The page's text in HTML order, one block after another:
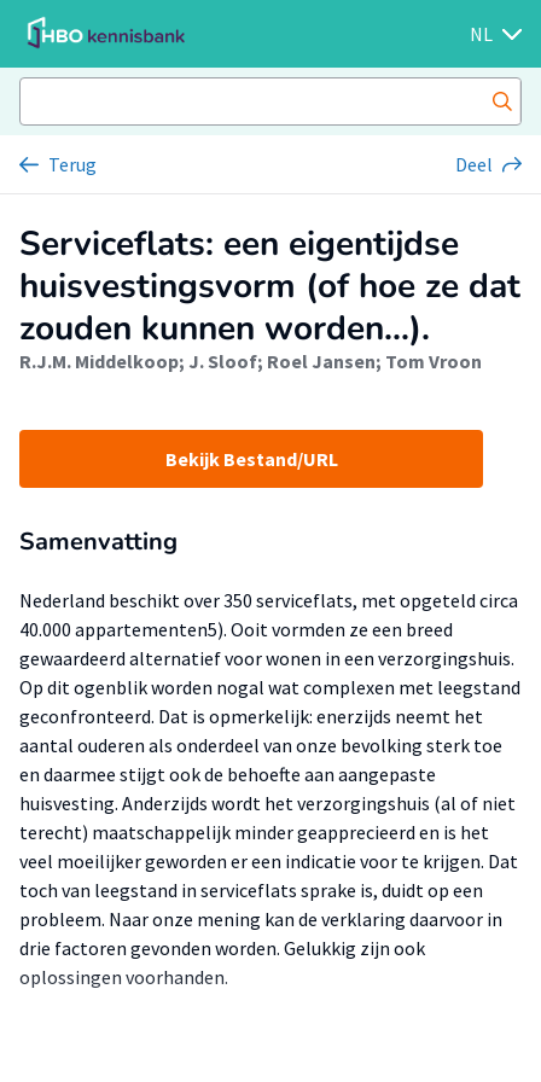
NL
Terug Deel
Serviceflats: een eigentijdse
huisvestingsvorm (of hoe ze dat
zouden kunnen worden...).
R.J.M. Middelkoop; J. Sloof; Roel Jansen; Tom Vroon
Bekijk Bestand/URL
Samenvatting
Nederland beschikt over 350 serviceflats, met opgeteld circa
40.000 appartementen5). Ooit vormden ze een breed
gewaardeerd alternatief voor wonen in een verzorgingshuis.
Op dit ogenblik worden nogal wat complexen met leegstand
geconfronteerd. Dat is opmerkelijk: enerzijds neemt het
aantal ouderen als onderdeel van onze bevolking sterk toe
en daarmee stijgt ook de behoefte aan aangepaste
huisvesting. Anderzijds wordt het verzorgingshuis (al of niet
terecht) maatschappelijk minder geapprecieerd en is het
veel moeilijker geworden er een indicatie voor te krijgen. Dat
toch van leegstand in serviceflats sprake is, duidt op een
probleem. Naar onze mening kan de verklaring daarvoor in
drie factoren gevonden worden. Gelukkig zijn ook
oplossingen voorhanden.